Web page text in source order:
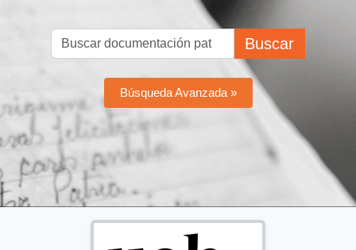
Buscar
Búsqueda Avanzada »